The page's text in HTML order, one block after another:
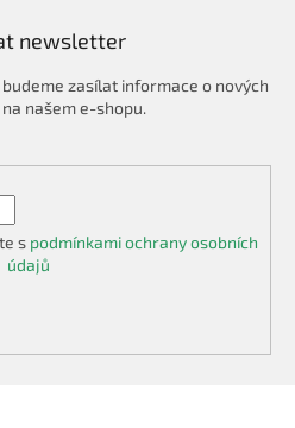
newsletter
zasílat informace o nových
našem e-shopu.
s podmínkami ochrany osobních
údajů